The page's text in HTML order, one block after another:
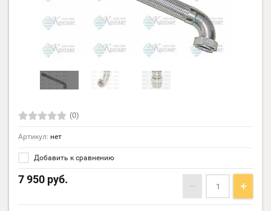
(0)
Артикул: нет
Добавить к сравнению
7 950 руб. − +